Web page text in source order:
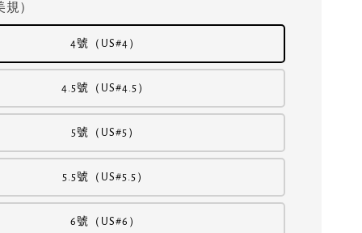
）
4號（US#4）
4.5號（US#4.5）
5號（US#5）
5.5號（US#5.5）
6號（US#6）